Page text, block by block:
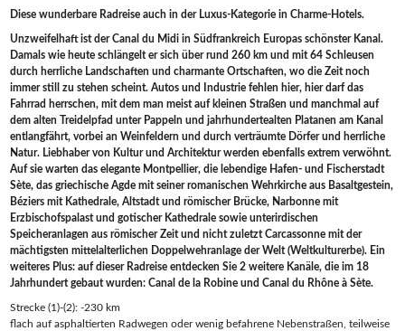
Diese wunderbare Radreise auch in der Luxus-Kategorie in Charme-Hotels.
Unzweifelhaft ist der Canal du Midi in Südfrankreich Europas schönster Kanal.
Damals wie heute schlängelt er sich über rund 260 km und mit 64 Schleusen
durch herrliche Landschaften und charmante Ortschaften, wo die Zeit noch
immer still zu stehen scheint. Autos und Industrie fehlen hier, hier darf das
Fahrrad herrschen, mit dem man meist auf kleinen Straßen und manchmal auf
dem alten Treidelpfad unter Pappeln und jahrhundertealten Platanen am Kanal
entlangfährt, vorbei an Weinfeldern und durch verträumte Dörfer und herrliche
Natur. Liebhaber von Kultur und Architektur werden ebenfalls extrem verwöhnt.
Auf sie warten das elegante Montpellier, die lebendige Hafen- und Fischerstadt
Sète, das griechische Agde mit seiner romanischen Wehrkirche aus Basaltgestein,
Béziers mit Kathedrale, Altstadt und römischer Brücke, Narbonne mit
Erzbischofspalast und gotischer Kathedrale sowie unterirdischen
Speicheranlagen aus römischer Zeit und nicht zuletzt Carcassonne mit der
mächtigsten mittelalterlichen Doppelwehranlage der Welt (Weltkulturerbe). Ein
weiteres Plus: auf dieser Radreise entdecken Sie 2 weitere Kanäle, die im 18
Jahrhundert gebaut wurden: Canal de la Robine und Canal du Rhône à Sète.
Strecke (1)-(2): -230 km
flach auf asphaltierten Radwegen oder wenig befahrene Nebenstraßen, teilweise